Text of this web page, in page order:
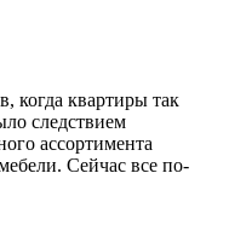
когда квартиры так
следствием
ассортимента
Сейчас все по-